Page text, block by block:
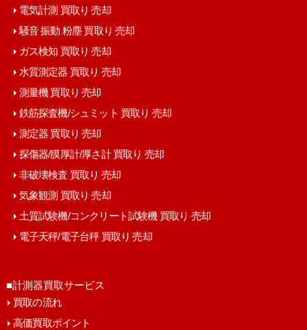
電気計測 買取り 売却
騒音 振動 粉塵 買取り 売却
ガス検知 買取り 売却
水質測定器 買取り 売却
測量機 買取り 売却
鉄筋探査機/シュミット 買取り 売却
測定器 買取り 売却
探傷器/膜厚計/厚さ計 買取り 売却
非破壊検査 買取り 売却
気象観測 買取り 売却
土質試験機/コンクリート試験機 買取り 売却
電子天秤/電子台秤 買取り 売却
■計測器買取サービス
買取の流れ
高価買取ポイント